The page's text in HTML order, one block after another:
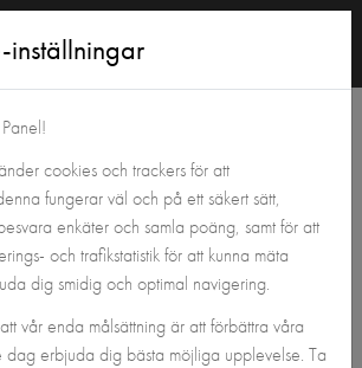
cookies och trackers för att
fungerar väl och på ett säkert sätt,
enkäter och samla poäng, samt för att
och trafikstatistik för att kunna mäta
dig smidig och optimal navigering.
vår enda målsättning är att förbättra våra
dag erbjuda dig bästa möjliga upplevelse. Ta